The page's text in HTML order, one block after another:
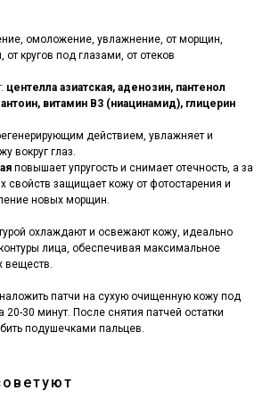
омоложение, увлажнение, от морщин,
кругов под глазами, от отеков
центелла азиатская, аденозин, пантенол
витамин B3 (ниацинамид), глицерин
действием, увлажняет и
вокруг глаз.
повышает упругость и снимает отечность, а за
свойств защищает кожу от фотостарения и
новых морщин.
охлаждают и освежают кожу, идеально
лица, обеспечивая максимальное
веществ.
патчи на сухую очищенную кожу под
20-30 минут. После снятия патчей остатки
подушечками пальцев.